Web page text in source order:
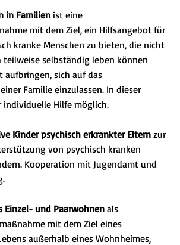
in Familienist eine
mit dem Ziel, ein Hilfsangebot für
kranke Menschen zu bieten, die nicht
teilweise selbständig leben können
aufbringen, sich auf das
Familie einzulassen. In dieser
individuelle Hilfe möglich.
Kinder psychisch erkrankter Elternzur
von psychisch kranken
Kooperation mit Jugendamt und
und Paarwohnenals
mit dem Ziel eines
außerhalb eines Wohnheimes,